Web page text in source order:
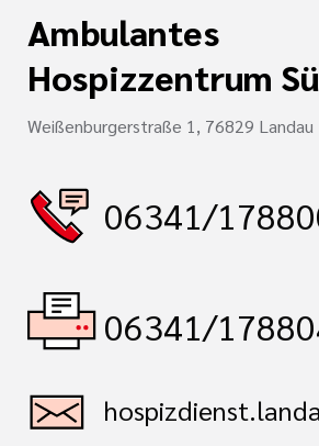
Ambulantes
Hospizzentrum
Weißenburgerstraße 1, 76829 Landau
06341/
06341/